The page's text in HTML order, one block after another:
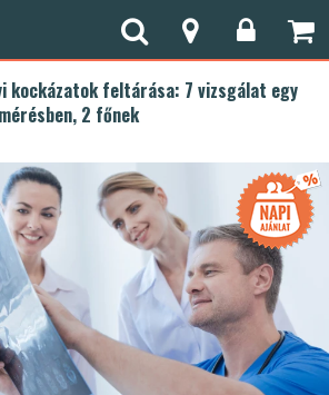
kockázatok feltárása: 7 vizsgálat egy
2 főnek